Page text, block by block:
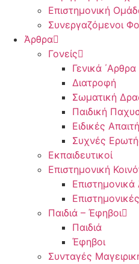
Επιστημονική
Συνεργαζόμενοι
Άρθρα
Γονείς
Γενικά ΄Αρθρα
Διατροφή
Σωματική
Παιδική
Ειδικές
Συχνές
Εκπαιδευτικοί
Επιστημονική
Παιδιά – Έφηβοι
Παιδιά
Έφηβοι
Συνταγές